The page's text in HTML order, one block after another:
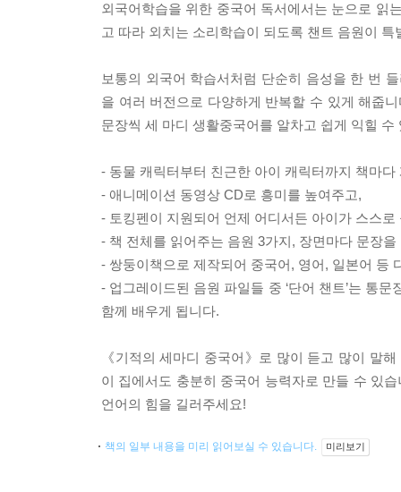
외국어학습을 위한 중국어 독서에서는 눈으로 읽
고 따라 외치는 소리학습이 되도록 챈트 음원이
보통의 외국어 학습서처럼 단순히 음성을 한 번
을 여러 버전으로 다양하게 반복할 수 있게 해줍
문장씩 세 마디 생활중국어를 알차고 쉽게 익힐
- 동물 캐릭터부터 친근한 아이 캐릭터까지 책마
- 애니메이션 동영상 CD로 흥미를 높여주고,
- 토킹펜이 지원되어 언제 어디서든 아이가 스스로
- 책 전체를 읽어주는 음원 3가지, 장면마다 문장
- 쌍둥이책으로 제작되어 중국어, 영어, 일본어 등
- 업그레이드된 음원 파일들 중 ‘단어 챈트’는 통
함께 배우게 됩니다.
《기적의 세마디 중국어》로 많이 듣고 많이 말
이 집에서도 충분히 중국어 능력자로 만들 수 있
언어의 힘을 길러주세요!
책의 일부 내용을 미리 읽어보실 수 있습니다. 미리보기